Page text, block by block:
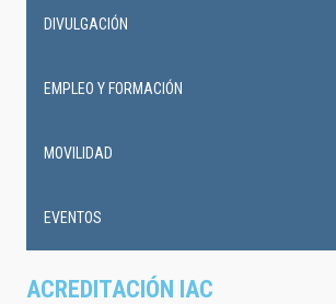
ACREDITACIÓN IAC
DIVULGACIÓN
EMPLEO Y FORMACIÓN
MOVILIDAD
EVENTOS